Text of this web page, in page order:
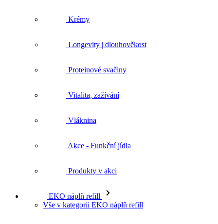
Vše v kategorii EKO náplň refill
Vše z kategorie EKO náplň refill